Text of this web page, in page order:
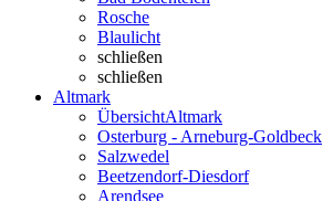
Rosche
Blaulicht
schließen
schließen
Altmark
ÜbersichtAltmark
Osterburg - Arneburg-Goldbeck
Salzwedel
Beetzendorf-Diesdorf
Arendsee